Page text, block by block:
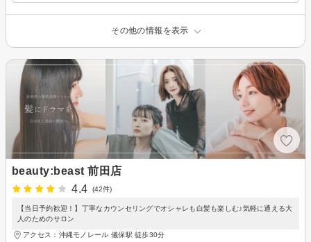
その他の情報を表示
beauty:beast 前田店
4.4
(42件)
【当日予約歓迎！】丁寧なカウンセリングでオシャレも白髪も楽しむ♪気軽に通える大
人のためのサロン
アクセス：沖縄モノレール 儀保駅 徒歩30分